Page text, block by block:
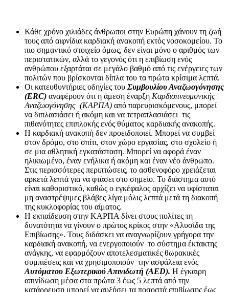
Κάθε χρόνο χιλιάδες άνθρωποι στην Ευρώπη χάνουν τη ζωή
τους από αιφνίδια καρδιακή ανακοπή εκτός νοσοκομείου. Το
πιο σημαντικό στοιχείο όμως, δεν είναι μόνο ο αριθμός των
περιστατικών, αλλά το γεγονός ότι η επιβίωση ενός
ανθρώπου εξαρτάται σε μεγάλο βαθμό από τις ενέργειες των
πολιτών που βρίσκονται δίπλα του τα πρώτα κρίσιμα λεπτά.
Οι κατευθυντήριες οδηγίες του Συμβουλίου Αναζωογόνησης
(ERC) αναφέρουν ότι η άμεση έναρξη Καρδιοπνευμονικής
Αναζωογόνησης (ΚΑΡΠΑ) από παρευρισκόμενους, μπορεί
να διπλασιάσει ή ακόμη και να τετραπλασιάσει τις
πιθανότητες επιπλοκής ενός θύματος καρδιακής ανακοπής.
Η καρδιακή ανακοπή δεν προειδοποιεί. Μπορεί να συμβεί
στον δρόμο, στο σπίτι, στον χώρο εργασίας, στο σχολείο ή
σε μια αθλητική εγκατάσταση. Μπορεί να αφορά έναν
ηλικιωμένο, έναν ενήλικα ή ακόμη και έναν νέο άνθρωπο.
Στις περισσότερες περιπτώσεις, το ασθενοφόρο χρειάζεται
αρκετά λεπτά για να φτάσει στο σημείο. Το διάστημα αυτό
είναι καθοριστικό, καθώς ο εγκέφαλος αρχίζει να υφίσταται
μη αναστρέψιμες βλάβες λίγα μόλις λεπτά μετά τη διακοπή
της κυκλοφορίας του αίματος.
Η εκπαίδευση στην ΚΑΡΠΑ δίνει στους πολίτες τη
δυνατότητα να γίνουν ο πρώτος κρίκος στην «Αλυσίδα της
Επιβίωσης». Τους διδάσκει να αναγνωρίζουν γρήγορα την
καρδιακή ανακοπή, να ενεργοποιούν το σύστημα έκτακτης
ανάγκης, να εφαρμόζουν αποτελεσματικές θωρακικές
συμπιέσεις και να χρησιμοποιούν την ασφάλεια ενός
Αυτόματου Εξωτερικού Απινιδωτή (AED). Η έγκαιρη
απινίδωση μέσα στα πρώτα 3 έως 5 λεπτά από την
κατάρρευση μπορεί να αυξήσει τα ποσοστά επιβίωσης έως